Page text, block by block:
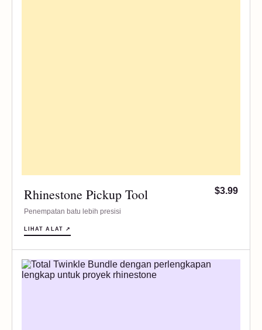
Rhinestone Pickup Tool
Penempatan batu lebih presisi
$3.99
LIHAT ALAT ↗